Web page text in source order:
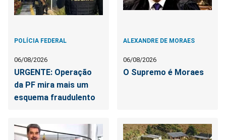
POLÍCIA FEDERAL
06/08/2026
URGENTE: Operação
da PF mira mais um
esquema fraudulento
ALEXANDRE DE MORAES
06/08/2026
O Supremo é Moraes